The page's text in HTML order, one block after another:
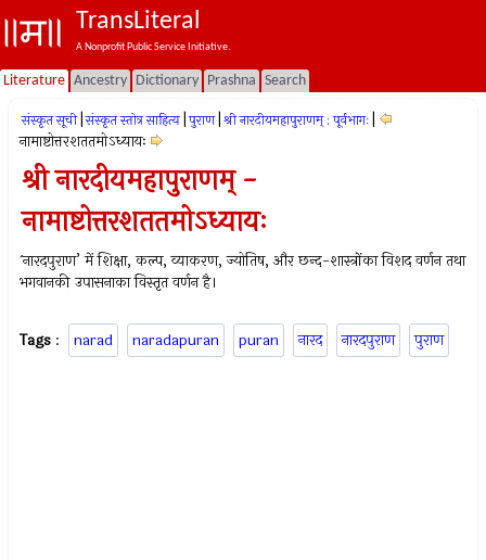
TransLiteral
A Nonprofit Public Service Initiative.
Literature Ancestry Dictionary Prashna Search
संस्कृत सूची संस्कृत स्तोत्र साहित्य पुराण श्री नारदीयमहापुराणम् : पूर्वभागः
नामाष्टोत्तरशततमोऽध्यायः
श्री नारदीयमहापुराणम् -
नामाष्टोत्तरशततमोऽध्यायः
`नारदपुराण’ में शिक्षा, कल्प, व्याकरण, ज्योतिष, और छन्द-शास्त्रोंका विशद वर्णन तथा
भगवानकी उपासनाका विस्तृत वर्णन है।
Tags : narad naradapuran puran नारद नारदपुराण पुराण